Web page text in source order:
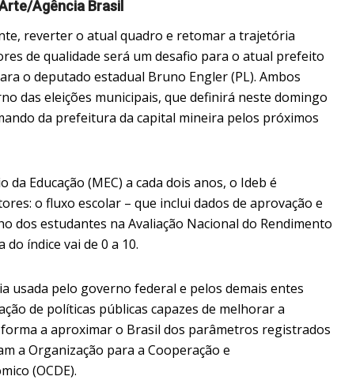
Agência Brasil
reverter o atual quadro e retomar a trajetória
de qualidade será um desafio para o atual prefeito
o deputado estadual Bruno Engler (PL). Ambos
das eleições municipais, que definirá neste domingo
da prefeitura da capital mineira pelos próximos
Educação (MEC) a cada dois anos, o Ideb é
o fluxo escolar – que inclui dados de aprovação e
dos estudantes na Avaliação Nacional do Rendimento
do índice vai de 0 a 10.
usada pelo governo federal e pelos demais entes
de políticas públicas capazes de melhorar a
a aproximar o Brasil dos parâmetros registrados
a Organização para a Cooperação e
(OCDE).